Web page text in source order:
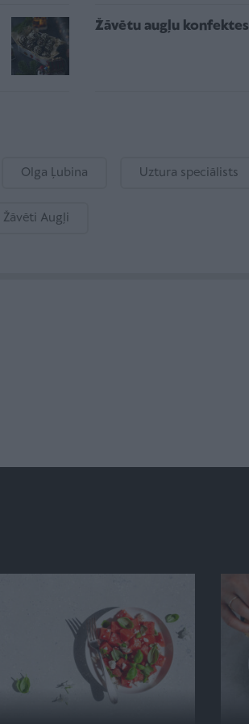
Žāvētu augļu konfektes
Olga Ļubina Uztura speciālists
Žāvēti Augļi